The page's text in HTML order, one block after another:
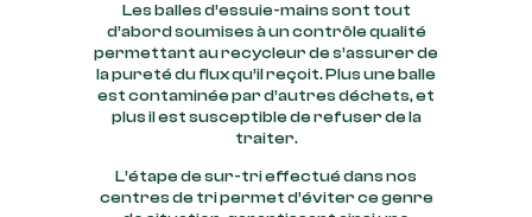
Les balles d’essuie-mains sont tout
d’abord soumises à un contrôle qualité
permettant au recycleur de s’assurer de
la pureté du flux qu’il reçoit. Plus une balle
est contaminée par d’autres déchets, et
plus il est susceptible de refuser de la
traiter.
L’étape de sur-tri effectué dans nos
centres de tri permet d’éviter ce genre